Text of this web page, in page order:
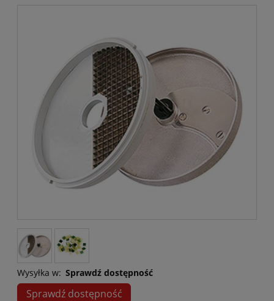
Wysyłka w: Sprawdź dostępność
Sprawdź dostępność